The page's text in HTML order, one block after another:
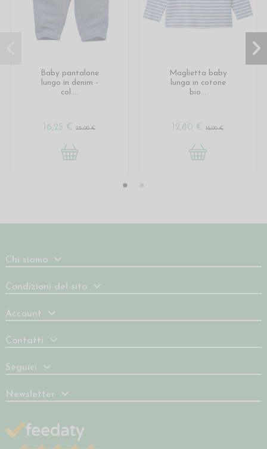
Baby pantalone
lungo in denim -
col....
16,25 €25,00 €
Maglietta baby
lunga in cotone
bio...
12,80 €16,00 €
Chi siamo
Condizioni del sito
Account
Contatti
Seguici
Newsletter